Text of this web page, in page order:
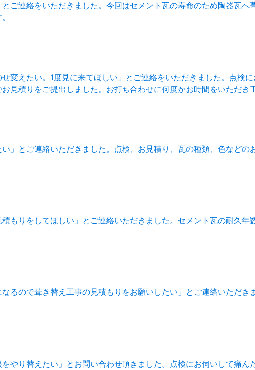
とご連絡をいただきました。今回はセメント瓦の寿命のため陶器瓦
せ変えたい。1度見に来てほしい」とご連絡をいただきました。点検
見積りをご提出しました。お打ち合わせに何度かお時間をいただき
い」とご連絡いただきました。点検、お見積り、瓦の種類、色など
積もりをしてほしい」とご連絡いただきました。セメント瓦の耐久
なるので葺き替え工事の見積もりをお願いしたい」とご連絡いただ
をやり替えたい」とお問い合わせ頂きました。点検にお伺いして痛